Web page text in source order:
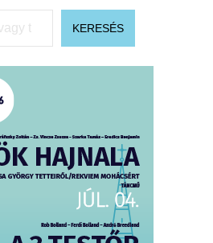
KERESÉS